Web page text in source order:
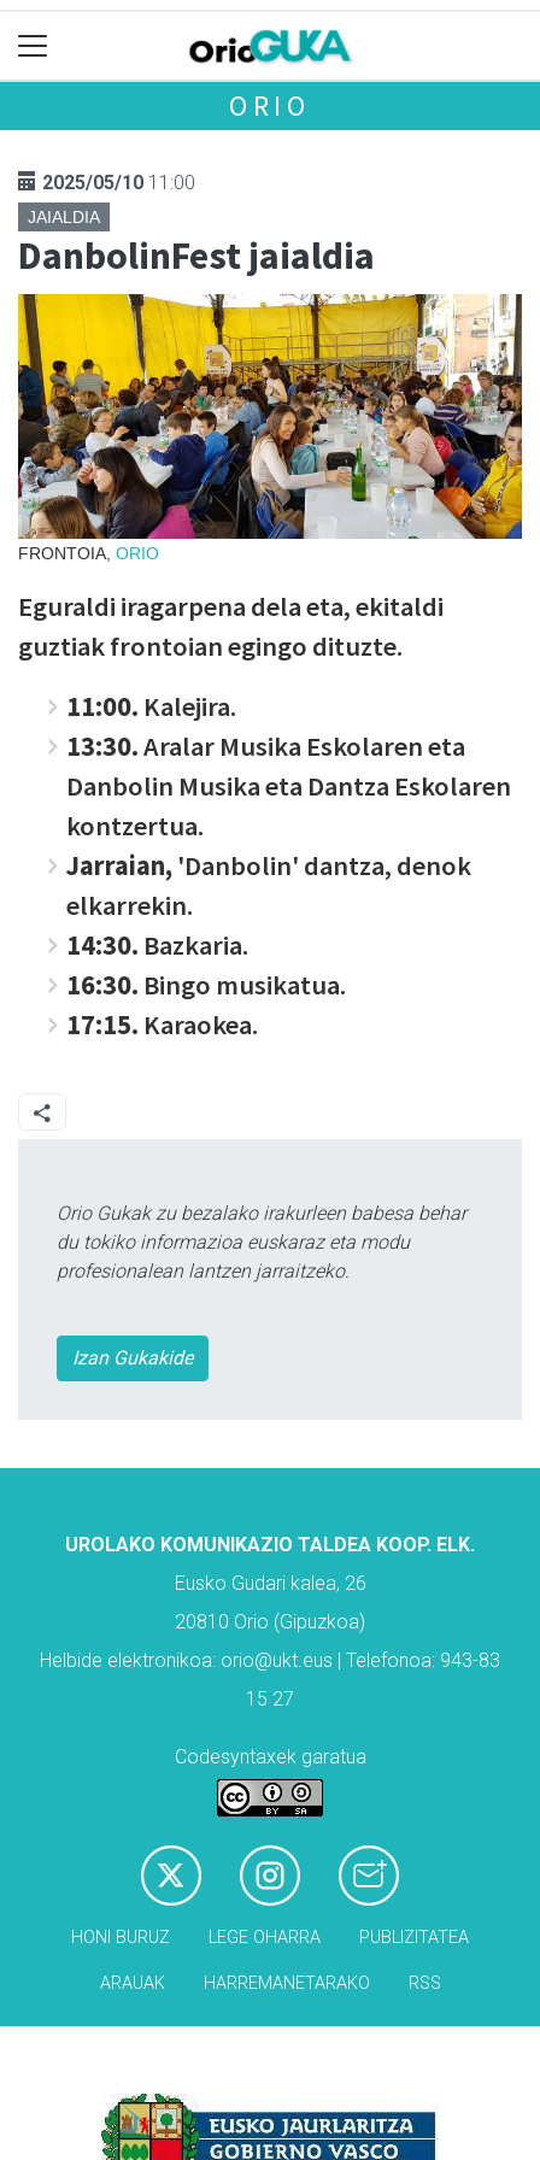
ORIO
2025/05/10 11:00
JAIALDIA
DanbolinFest jaialdia
FRONTOIA, ORIO
Eguraldi iragarpena dela eta, ekitaldi
guztiak frontoian egingo dituzte.
11:00. Kalejira.
13:30.Aralar Musika Eskolaren eta
Danbolin Musika eta Dantza Eskolaren
kontzertua.
Jarraian, 'Danbolin' dantza, denok
elkarrekin.
14:30. Bazkaria.
16:30. Bingo musikatua.
17:15. Karaokea.
Orio Gukak zu bezalako irakurleen babesa behar
du tokiko informazioa euskaraz eta modu
profesionalean lantzen jarraitzeko.
Izan Gukakide
UROLAKO KOMUNIKAZIO TALDEA KOOP. ELK.
Eusko Gudari kalea, 26
20810 Orio (Gipuzkoa)
Helbide elektronikoa: orio@ukt.eus | Telefonoa: 943-83
15 27
Codesyntaxek garatua
HONI BURUZ LEGE OHARRA PUBLIZITATEA
ARAUAK HARREMANETARAKO RSS